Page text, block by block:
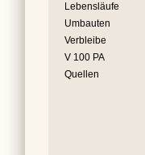
Lebensläufe
Umbauten
Verbleibe
V 100 PA
Quellen